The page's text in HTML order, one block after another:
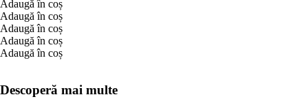
Adaugă în coș
Adaugă în coș
Adaugă în coș
Adaugă în coș
Adaugă în coș
Descoperă mai multe